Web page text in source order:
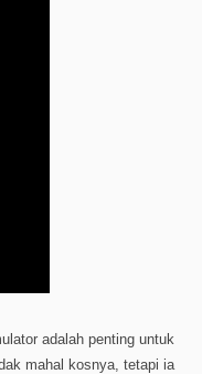
adalah penting untuk
mahal kosnya, tetapi ia